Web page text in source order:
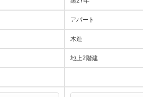
アパート
木造
地上2階建